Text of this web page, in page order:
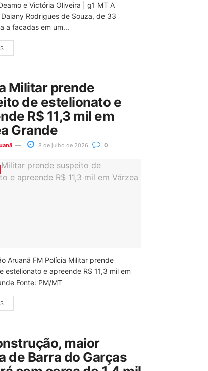
e Victória Oliveira | g1 MT A
Rodrigues de Souza, de 33
a facadas em um...
Militar prende
de estelionato e
R$ 11,3 mil em
Grande
8 de julho de 2026 0
Aruanã FM Polícia Militar prende
estelionato e apreende R$ 11,3 mil em
Fonte: PM/MT
maior
de Barra do Garças